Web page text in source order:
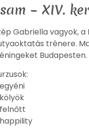
– XIV.
Gabriella vagyok, a
trénere.
Budapesten.